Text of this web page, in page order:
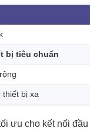
bị tiêu chuẩn
thiết bị xa
ưu cho kết nối đầu